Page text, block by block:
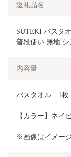
返礼品名
SUTEKI バスタ
普段使い 無地 シ
内容量
バスタオル　1枚
【カラー】ネイ
※画像はイメージ